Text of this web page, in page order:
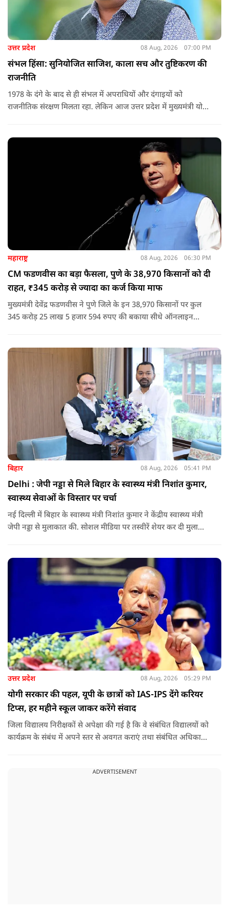
उत्तर प्रदेश 08 Aug, 2026 07:00 PM
संभल हिंसा: सुनियोजित साजिश, काला सच और तुष्टिकरण की
राजनीति
1978 के दंगे के बाद से ही संभल में अपराधियों और दंगाइयों को
राजनीतिक संरक्षण मिलता रहा. लेकिन आज उत्तर प्रदेश में मुख्यमंत्री योगी
नेता या सांसद क्यों न हो, यदि वह राज्य की शांति और सुरक्षा से खिलवाड़
महाराष्ट्र 08 Aug, 2026 06:30 PM
CM फडणवीस का बड़ा फैसला, पुणे के 38,970 किसानों को दी
राहत, ₹345 करोड़ से ज्यादा का कर्ज किया माफ
मुख्यमंत्री देवेंद्र फडणवीस ने पुणे जिले के इन 38,970 किसानों पर कुल
345 करोड़ 25 लाख 5 हजार 594 रुपए की बकाया सीधे ऑनलाइन
बिहार 08 Aug, 2026 05:41 PM
Delhi : जेपी नड्डा से मिले बिहार के स्वास्थ्य मंत्री निशांत कुमार,
स्वास्थ्य सेवाओं के विस्तार पर चर्चा
नई दिल्ली में बिहार के स्वास्थ्य मंत्री निशांत कुमार ने केंद्रीय स्वास्थ्य मंत्री
जेपी नड्डा से मुलाकात की. सोशल मीडिया पर तस्वीरें शेयर कर दी मुलाकात
उत्तर प्रदेश 08 Aug, 2026 05:29 PM
योगी सरकार की पहल, यूपी के छात्रों को IAS-IPS देंगे करियर
टिप्स, हर महीने स्कूल जाकर करेंगे संवाद
जिला विद्यालय निरीक्षकों से अपेक्षा की गई है कि वे संबंधित विद्यालयों को
कार्यक्रम के संबंध में अपने स्तर से अवगत कराएं तथा संबंधित अधिकारी
मुख्य सचिव, माध्यमिक शिक्षा, पार्थ सारथी सेन शर्मा ने बताया कि मुख्य
ADVERTISEMENT